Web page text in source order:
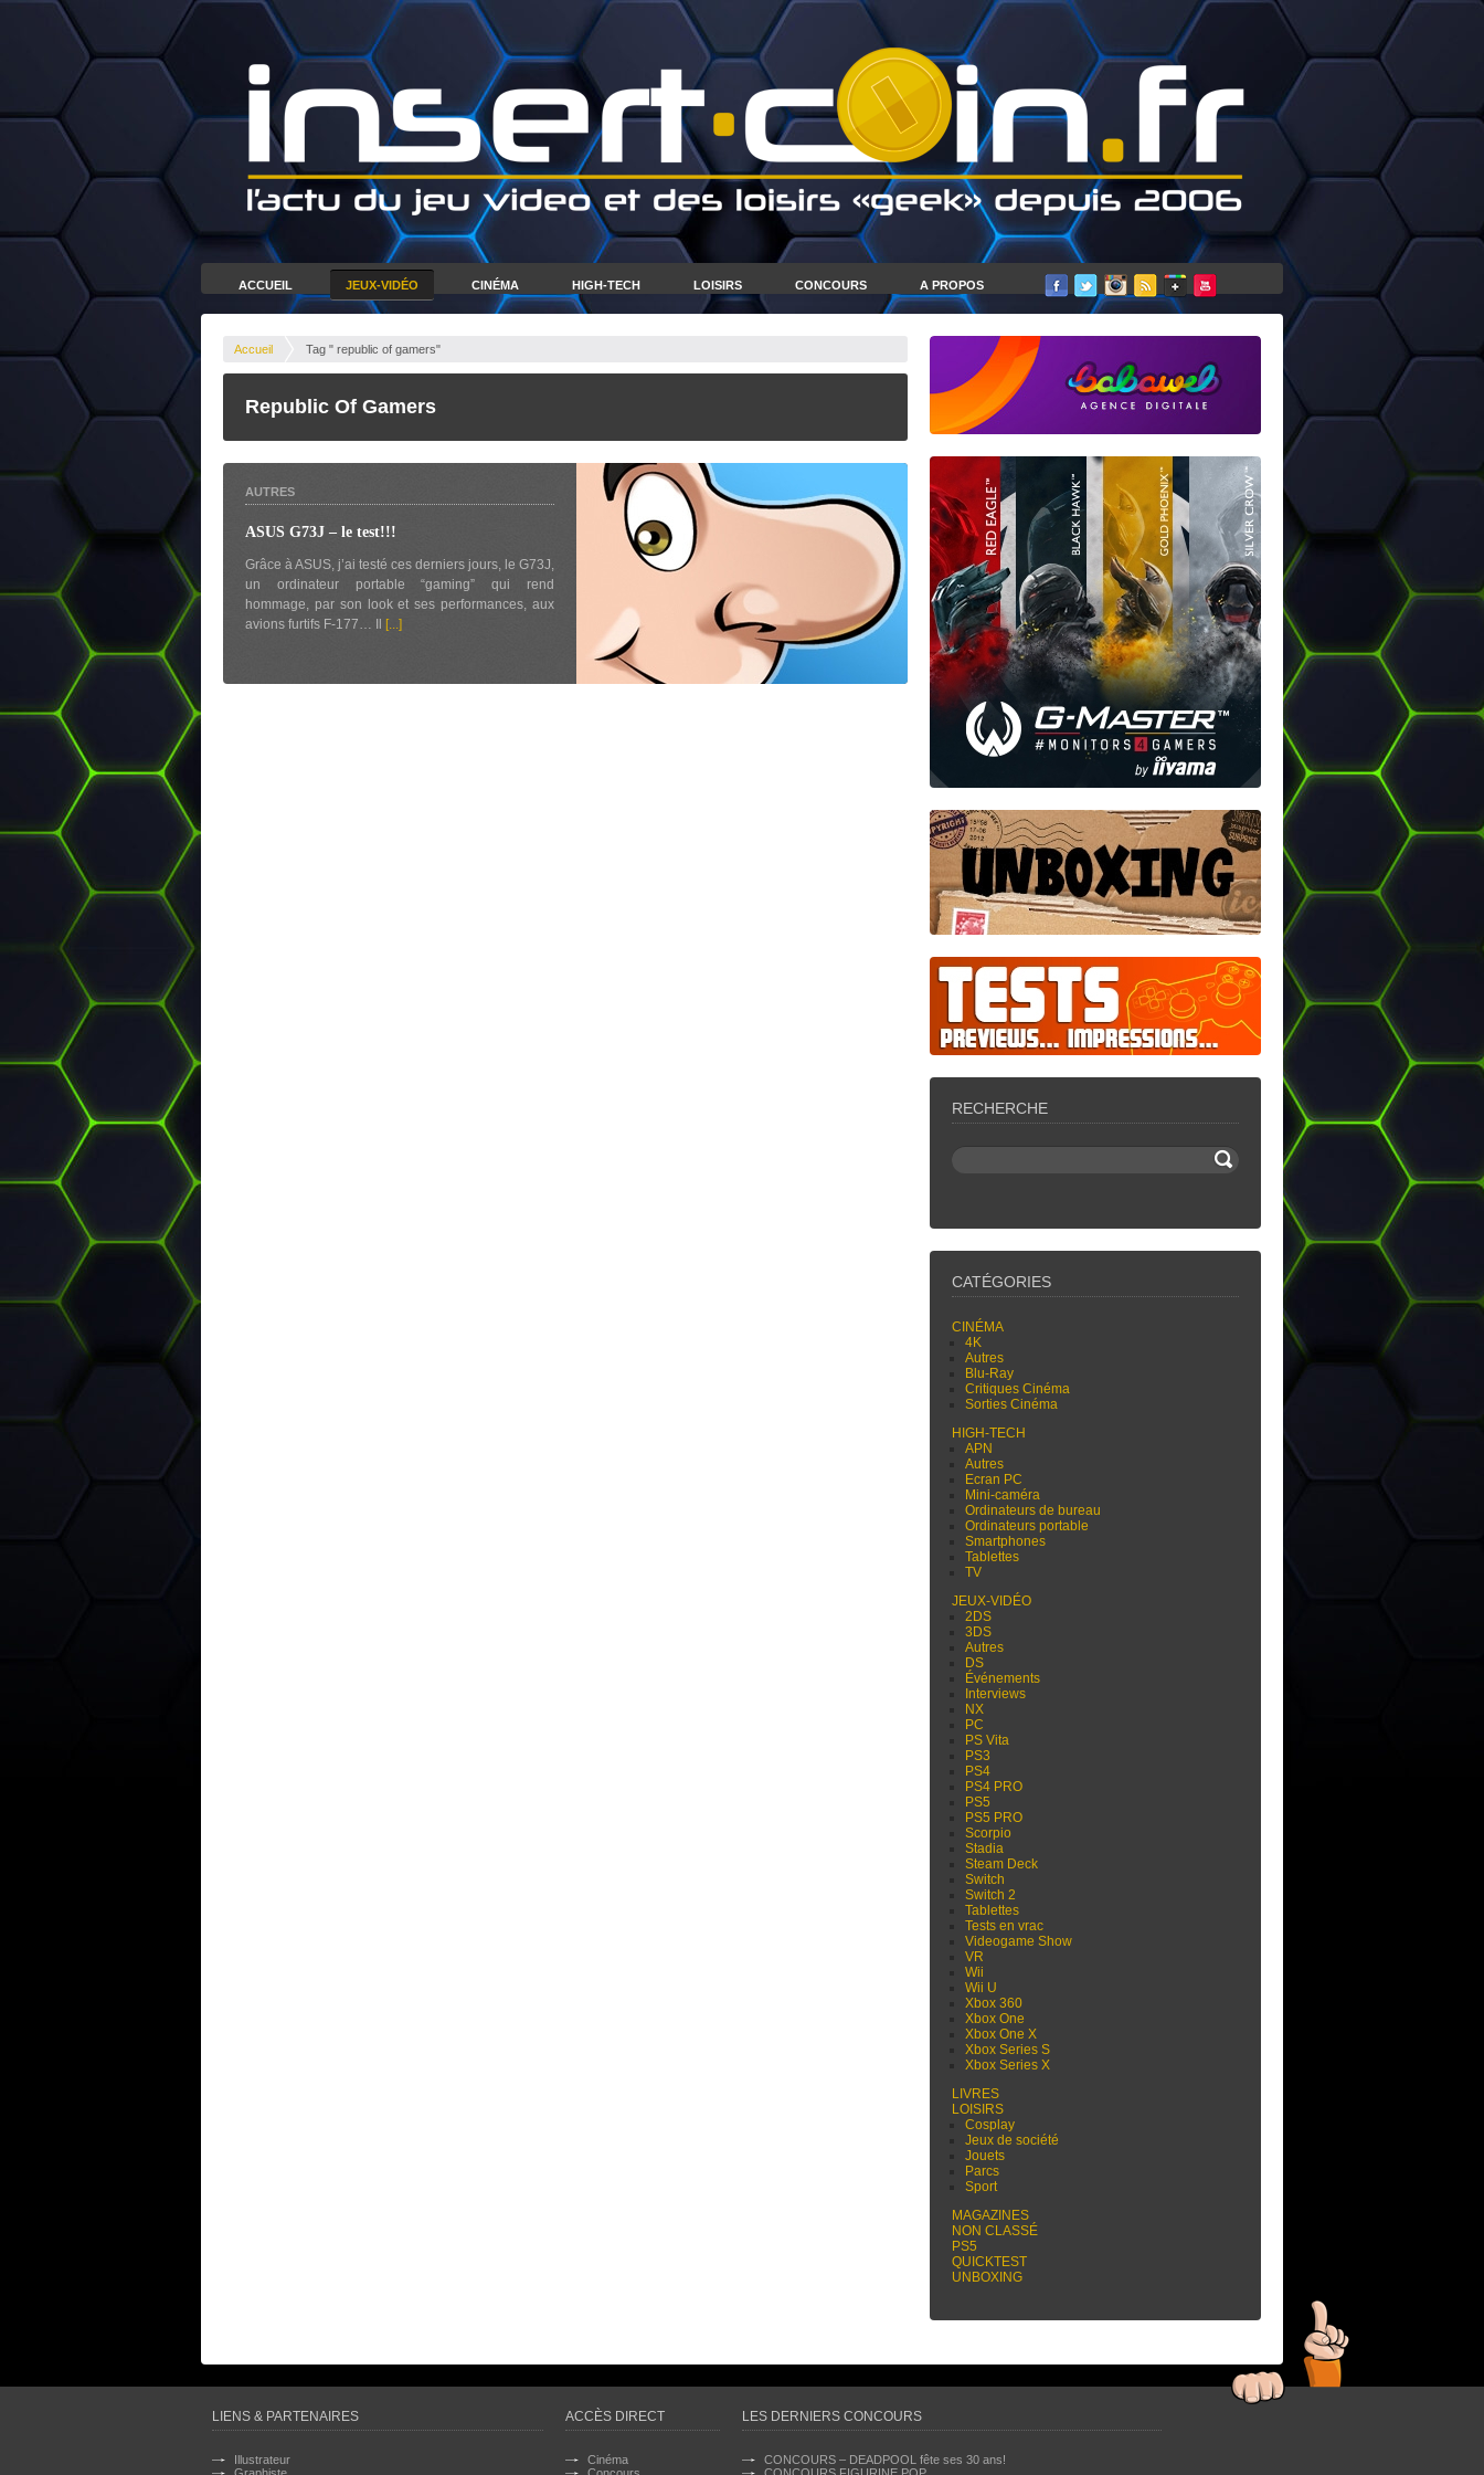
ACCUEIL JEUX-VIDÉO CINÉMA HIGH-TECH LOISIRS CONCOURS A PROPOS
Accueil Tag " republic of gamers"
Republic Of Gamers
AUTRES
ASUS G73J – le test!!!
Grâce à ASUS, j’ai testé ces derniers jours, le G73J,
un ordinateur portable “gaming” qui rend
hommage, par son look et ses performances, aux
avions furtifs F-177… Il
[...]
RECHERCHE
CATÉGORIES
CINÉMA
4K
Autres
Blu-Ray
Critiques Cinéma
Sorties Cinéma
HIGH-TECH
APN
Autres
Ecran PC
Mini-caméra
Ordinateurs de bureau
Ordinateurs portable
Smartphones
Tablettes
TV
JEUX-VIDÉO
2DS
3DS
Autres
DS
Événements
Interviews
NX
PC
PS Vita
PS3
PS4
PS4 PRO
PS5
PS5 PRO
Scorpio
Stadia
Steam Deck
Switch
Switch 2
Tablettes
Tests en vrac
Videogame Show
VR
Wii
Wii U
Xbox 360
Xbox One
Xbox One X
Xbox Series S
Xbox Series X
LIVRES
LOISIRS
Cosplay
Jeux de société
Jouets
Parcs
Sport
MAGAZINES
NON CLASSÉ
PS5
QUICKTEST
UNBOXING
LIENS & PARTENAIRES
Illustrateur
ACCÈS DIRECT
Cinéma
LES DERNIERS CONCOURS
CONCOURS – DEADPOOL fête ses 30 ans!